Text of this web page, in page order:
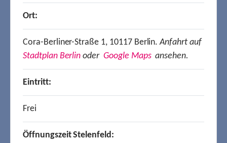
Ort:
Cora-Berliner-Straße 1, 10117 Berlin.Anfahrt auf
Stadtplan Berlin oder Google Mapsansehen.
Eintritt:
Frei
Öffnungszeit Stelenfeld: